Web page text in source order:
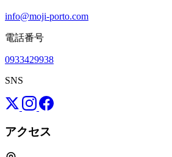
info@moji-porto.com
電話番号
0933429938
SNS
アクセス